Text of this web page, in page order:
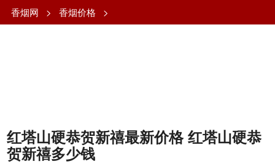
香烟网 > 香烟价格 >
红塔山硬恭贺新禧最新价格 红塔山硬恭
贺新禧多少钱